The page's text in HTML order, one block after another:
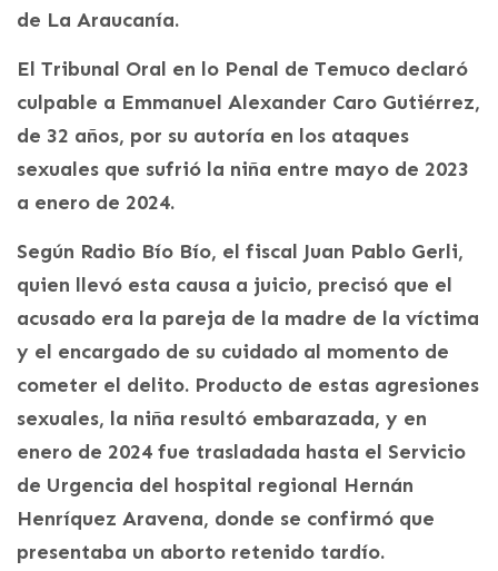
de La Araucanía.
El Tribunal Oral en lo Penal de Temuco declaró
culpable a Emmanuel Alexander Caro Gutiérrez,
de 32 años, por su autoría en los ataques
sexuales que sufrió la niña entre mayo de 2023
a enero de 2024.
Según Radio Bío Bío, el fiscal Juan Pablo Gerli,
quien llevó esta causa a juicio, precisó que el
acusado era la pareja de la madre de la víctima
y el encargado de su cuidado al momento de
cometer el delito. Producto de estas agresiones
sexuales, la niña resultó embarazada, y en
enero de 2024 fue trasladada hasta el Servicio
de Urgencia del hospital regional Hernán
Henríquez Aravena, donde se confirmó que
presentaba un aborto retenido tardío.